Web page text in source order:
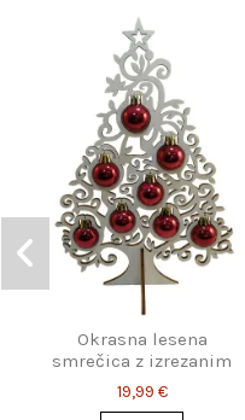
Okrasna lesena
smrečica z izrezanim
vzorcem in bunkicami
19,99 €